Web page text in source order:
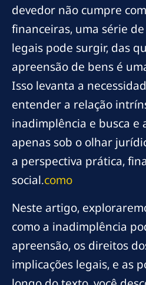
devedor não cumpre
financeiras, uma série
legais pode surgir, das
apreensão de bens é
Isso levanta a
entender a relação
inadimplência e busca e
apenas sob o olhar
a perspectiva prática,
social.como
Neste artigo,
como a inadimplência
apreensão, os direitos
implicações legais, e as